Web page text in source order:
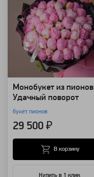
Монобукет из пионов
Удачный поворот
букет пионов
29 500 ₽
Купить в 1 клик
В корзину